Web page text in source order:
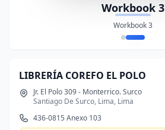
Workbook 3
Workbook 3
LIBRERÍA COREFO EL POLO
Jr. El Polo 309 - Monterrico. Surco
Santiago De Surco, Lima, Lima
436-0815 Anexo 103